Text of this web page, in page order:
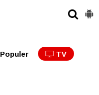
Populer TV